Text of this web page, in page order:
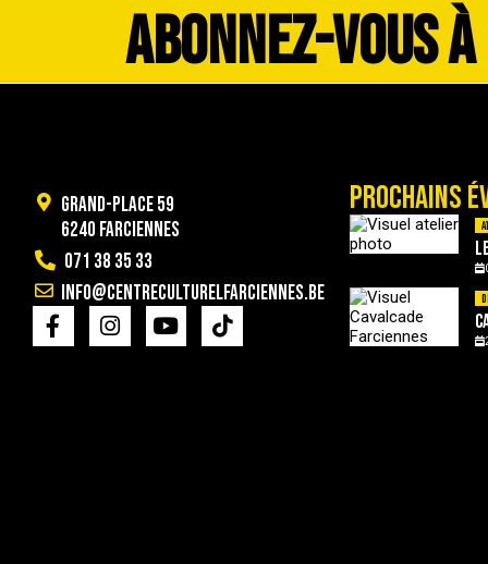
ABONNEZ-VOUS
Grand-Place 59
6240 Farciennes
071 38 35 33
info@centreculturelfarciennes.be
PROCHAINS